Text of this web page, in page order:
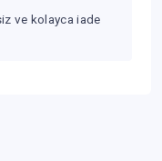
ve kolayca iade